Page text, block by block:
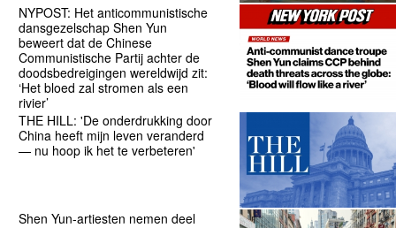
NYPOST: Het anticommunistische
dansgezelschap Shen Yun
beweert dat de Chinese
Communistische Partij achter de
doodsbedreigingen wereldwijd zit:
‘Het bloed zal stromen als een
rivier’
THE HILL: 'De onderdrukking door
China heeft mijn leven veranderd
— nu hoop ik het te verbeteren'
Shen Yun-artiesten nemen deel